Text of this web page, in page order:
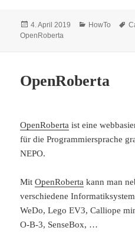
Veröffentlicht
am
4. April 2019 Kategorien
HowTo
OpenRoberta
OpenRoberta
OpenRoberta ist eine
für die Programmiersprache
NEPO.
MitOpenRoberta kann man
verschiedene
WeDo, Lego EV3, Calliope
O-B-3, SenseBox, …